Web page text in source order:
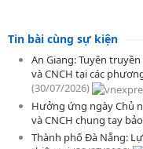
Tin bài cùng sự kiện
An Giang: Tuyên
và CNCH tại các
(30/07/2026)
Hưởng ứng ngày Chủ
và CNCH chung tay
Thành phố Đà Nẵng: